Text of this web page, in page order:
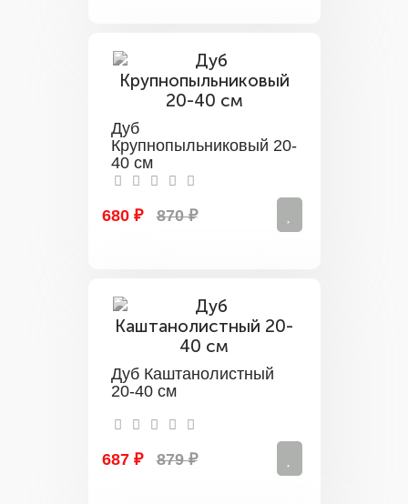
Дуб
Крупнопыльниковый 20-
40 см
680 ₽ 870 ₽
Дуб Каштанолистный
20-40 см
687 ₽ 879 ₽